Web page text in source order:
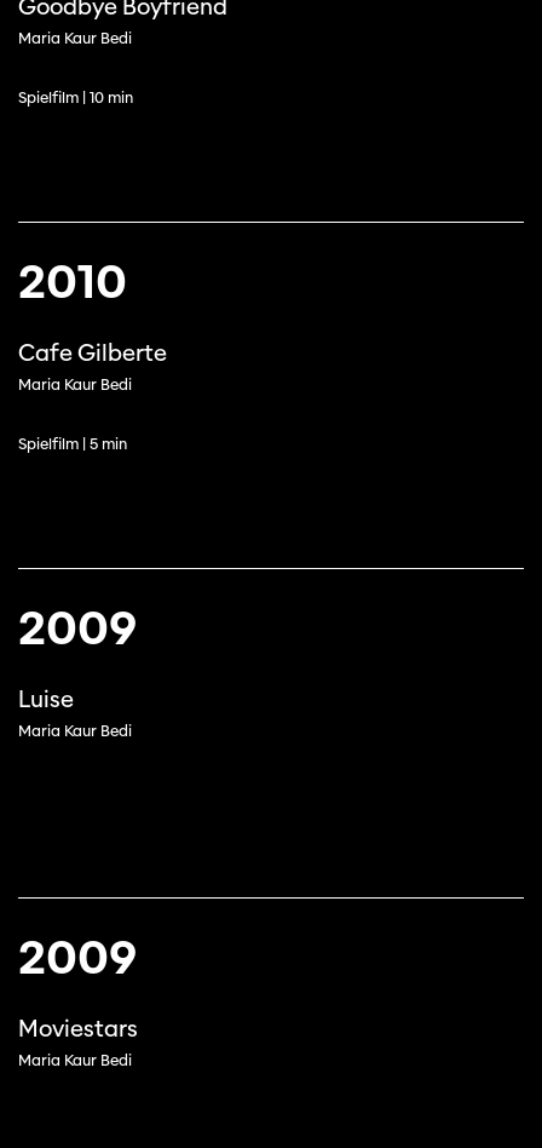
verwenden Sie einen anderen Browser.
Goodbye Boyfriend
Maria Kaur Bedi
Spielfilm | 10 min
2010
Cafe Gilberte
Maria Kaur Bedi
Spielfilm | 5 min
2009
Luise
Maria Kaur Bedi
2009
Moviestars
Maria Kaur Bedi